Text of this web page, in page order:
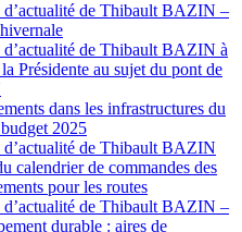
d’actualité de Thibault BAZIN –
d’actualité de Thibault BAZIN à
Présidente au sujet du pont de
dans les infrastructures du
2025
d’actualité de Thibault BAZIN
calendrier de commandes des
pour les routes
d’actualité de Thibault BAZIN –
durable : aires de